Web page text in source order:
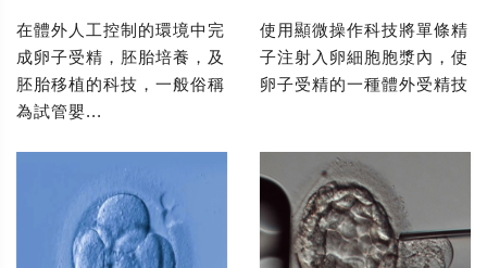
在體外人工控制的環境中完
成卵子受精，胚胎培養，及
胚胎移植的科技，一般俗稱
為試管嬰...
使用顯微操作科技將單條精
子注射入卵細胞胞漿內，使
卵子受精的一種體外受精技